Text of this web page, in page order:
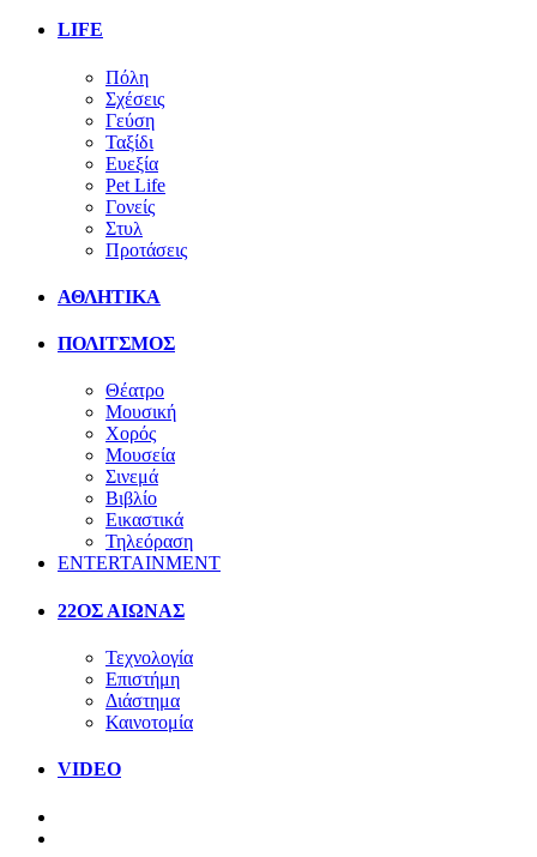
LIFE
Πόλη
Σχέσεις
Γεύση
Ταξίδι
Ευεξία
Pet Life
Γονείς
Στυλ
Προτάσεις
ΑΘΛΗΤΙΚΑ
ΠΟΛΙΤΣΜΟΣ
Θέατρο
Μουσική
Χορός
Μουσεία
Σινεμά
Βιβλίο
Εικαστικά
Τηλεόραση
ENTERTAINMENT
22ΟΣ ΑΙΩΝΑΣ
Τεχνολογία
Επιστήμη
Διάστημα
Καινοτομία
VIDEO